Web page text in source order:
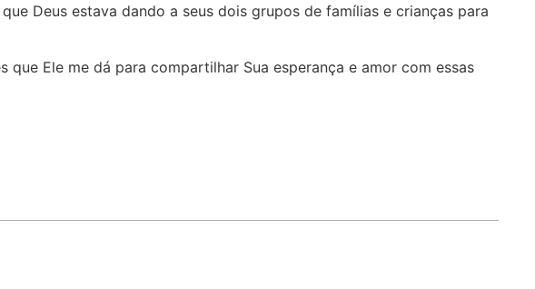
Deus estava dando a seus dois grupos de famílias e crianças para
Ele me dá para compartilhar Sua esperança e amor com essas